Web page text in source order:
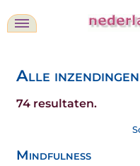
Alle
74 resultaten.
Mindfulness